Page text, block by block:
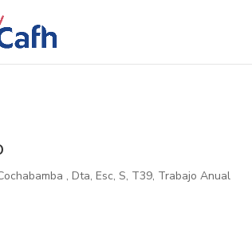
,Dta,Esc,S, T39, Trabajo Anual